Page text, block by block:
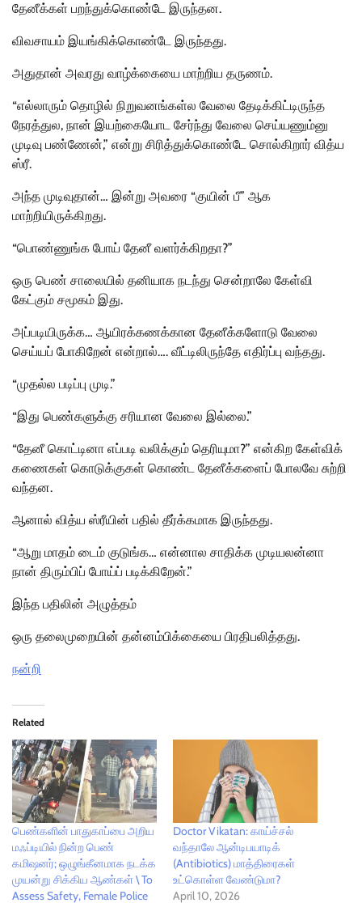
தேனீக்கள் பறந்துக்கொண்டே இருந்தன.
விவசாயம் இயங்கிக்கொண்டே இருந்தது.
அதுதான் அவரது வாழ்க்கையை மாற்றிய தருணம்.
“எல்லாரும் தொழில் நிறுவனங்கள்ல வேலை தேடிக்கிட்டிருந்த
நேரத்துல, நான் இயற்கையோட சேர்ந்து வேலை செய்யணும்னு
முடிவு பண்ணேன்,” என்று சிரித்துக்கொண்டே சொல்கிறார் வித்ய
ஸ்ரீ.
அந்த முடிவுதான்… இன்று அவரை “குயின் பீ” ஆக
மாற்றியிருக்கிறது.
“பொண்ணுங்க போய் தேனீ வளர்க்கிறதா?”
ஒரு பெண் சாலையில் தனியாக நடந்து சென்றாலே கேள்வி
கேட்கும் சமூகம் இது.
அப்படியிருக்க… ஆயிரக்கணக்கான தேனீக்களோடு வேலை
செய்யப் போகிறேன் என்றால்…. வீட்டிலிருந்தே எதிர்ப்பு வந்தது.
“முதல்ல படிப்பு முடி.”
“இது பெண்களுக்கு சரியான வேலை இல்லை.”
“தேனீ கொட்டினா எப்படி வலிக்கும் தெரியுமா?” என்கிற கேள்விக்
கணைகள் கொடுக்குகள் கொண்ட தேனீக்களைப் போலவே சுற்றி
வந்தன.
ஆனால் வித்ய ஸ்ரீயின் பதில் தீர்க்கமாக இருந்தது.
“ஆறு மாதம் டைம் குடுங்க… என்னால சாதிக்க முடியலன்னா
நான் திரும்பிப் போய்ப் படிக்கிறேன்.”
இந்த பதிலின் அழுத்தம்
ஒரு தலைமுறையின் தன்னம்பிக்கையை பிரதிபலித்தது.
நன்றி
Related
பெண்களின் பாதுகாப்பை அறிய
மஃப்டியில் நின்ற பெண்
கமிஷனர்; ஒழுங்கீனமாக நடக்க
முயன்று சிக்கிய ஆண்கள் \ To
Assess Safety, Female Police
Doctor Vikatan: காய்ச்சல்
வந்தாலே ஆன்டிபயாடிக்
(Antibiotics) மாத்திரைகள்
உட்கொள்ள வேண்டுமா?
April 10, 2026